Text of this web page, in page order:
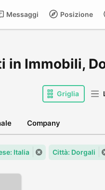
Posizione
Messaggi
in Immobili,
Griglia
Company
Italia Città: Dorgali